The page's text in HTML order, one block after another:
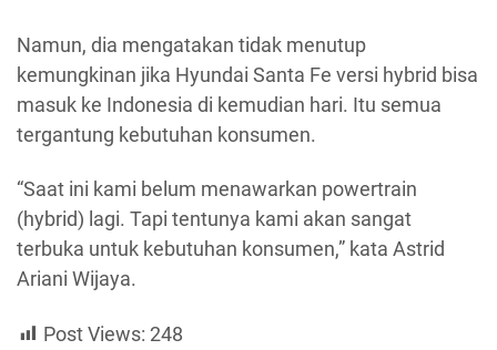
Namun, dia mengatakan tidak menutup
kemungkinan jika Hyundai Santa Fe versi hybrid bisa
masuk ke Indonesia di kemudian hari. Itu semua
tergantung kebutuhan konsumen.
“Saat ini kami belum menawarkan powertrain
(hybrid) lagi. Tapi tentunya kami akan sangat
terbuka untuk kebutuhan konsumen,” kata Astrid
Ariani Wijaya.
Post Views: 248